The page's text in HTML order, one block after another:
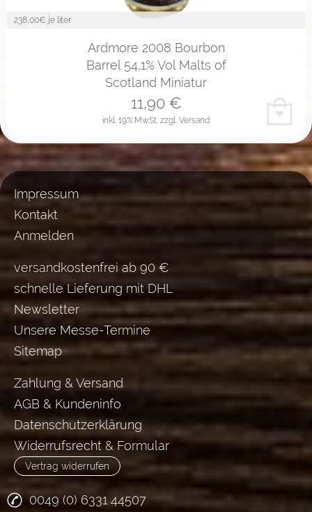
238,00€ je liter
Ardmore 2008 Bourbon
Barrel 54,1% Vol Malts of
Scotland Miniatur
inkl. 19% MwSt. zzgl. Versand
11,90€
Impressum
Kontakt
Anmelden
versandkostenfrei ab 90 €
schnelle Lieferung mit DHL
Newsletter
Unsere Messe-Termine
Sitemap
Zahlung & Versand
AGB & Kundeninfo
Datenschutzerklärung
Widerrufsrecht & Formular
Vertrag widerrufen
0049 (0) 6331 44507